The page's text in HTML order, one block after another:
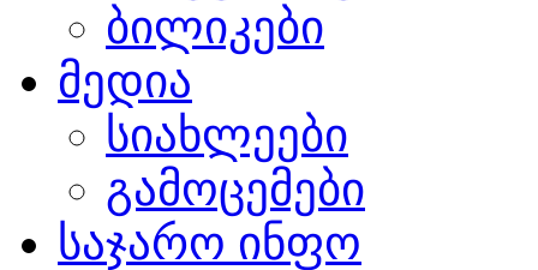
ბილიკები
მედია
სიახლეები
გამოცემები
საჯარო ინფო